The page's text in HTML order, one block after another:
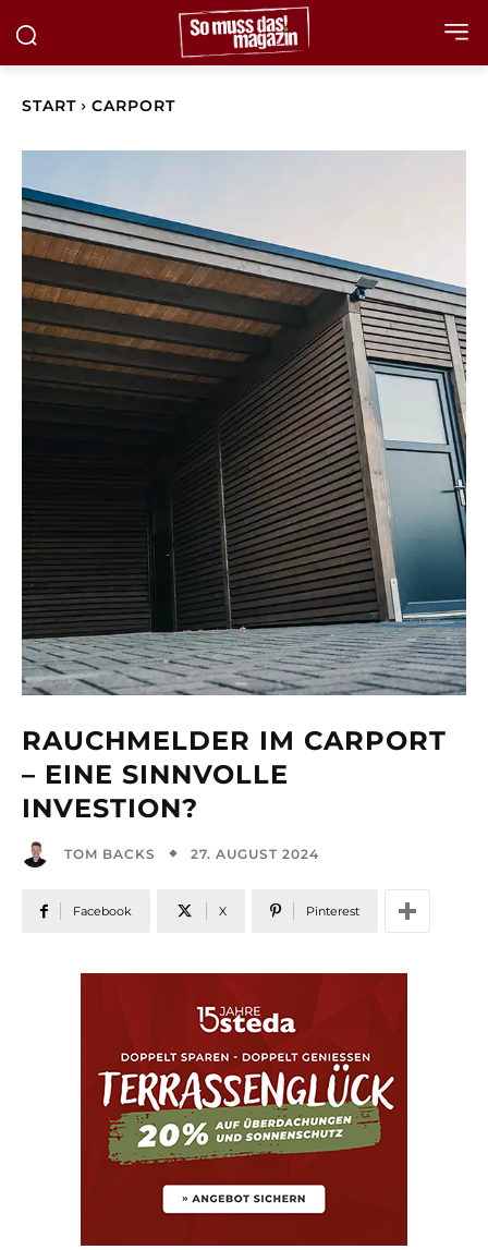
START CARPORT
RAUCHMELDER IM CARPORT
– EINE SINNVOLLE
INVESTION?
TOM BACKS 27. AUGUST 2024
Facebook X Pinterest